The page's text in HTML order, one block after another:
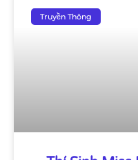
Truyền Thông